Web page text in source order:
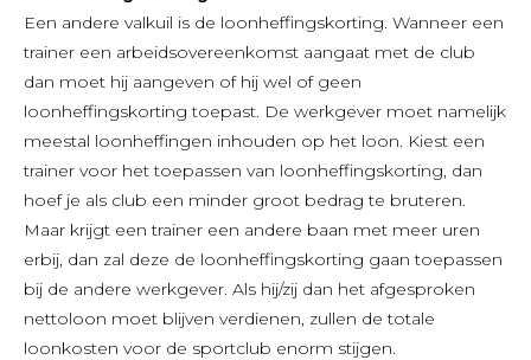
Een andere valkuil is de loonheffingskorting. Wanneer een
trainer een arbeidsovereenkomst aangaat met de club
dan moet hij aangeven of hij wel of geen
loonheffingskorting toepast. De werkgever moet namelijk
meestal loonheffingen inhouden op het loon. Kiest een
trainer voor het toepassen van loonheffingskorting, dan
hoef je als club een minder groot bedrag te bruteren.
Maar krijgt een trainer een andere baan met meer uren
erbij, dan zal deze de loonheffingskorting gaan toepassen
bij de andere werkgever. Als hij/zij dan het afgesproken
nettoloon moet blijven verdienen, zullen de totale
loonkosten voor de sportclub enorm stijgen.